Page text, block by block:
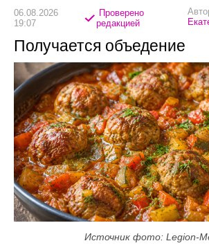
06.08.2026
19:07
Проверено
редакцией
Получается объедение
Источник фото: Legion-